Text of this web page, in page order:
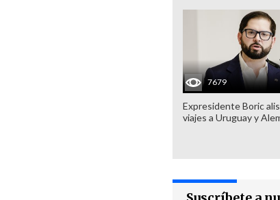
7679
Expresidente Boric
viajes a Uruguay y